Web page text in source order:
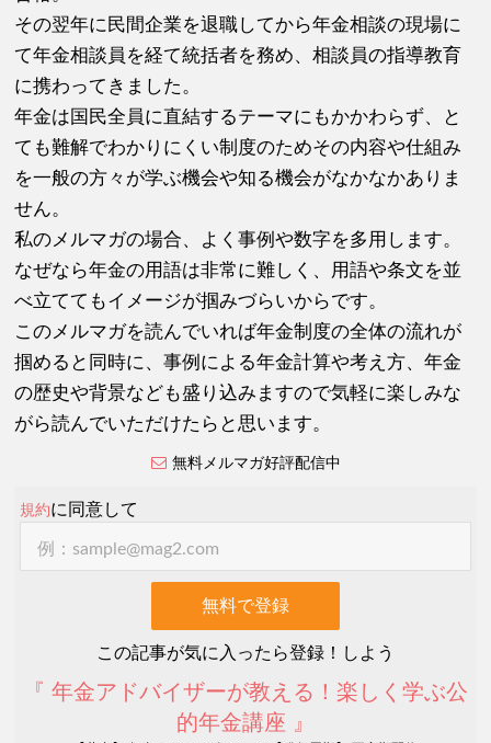
その翌年に民間企業を退職してから年金相談の現場に
て年金相談員を経て統括者を務め、相談員の指導教育
に携わってきました。
年金は国民全員に直結するテーマにもかかわらず、と
ても難解でわかりにくい制度のためその内容や仕組み
を一般の方々が学ぶ機会や知る機会がなかなかありま
せん。
私のメルマガの場合、よく事例や数字を多用します。
なぜなら年金の用語は非常に難しく、用語や条文を並
べ立ててもイメージが掴みづらいからです。
このメルマガを読んでいれば年金制度の全体の流れが
掴めると同時に、事例による年金計算や考え方、年金
の歴史や背景なども盛り込みますので気軽に楽しみな
がら読んでいただけたらと思います。
無料メルマガ好評配信中
規約に同意して
この記事が気に入ったら登録！しよう
『 年金アドバイザーが教える！楽しく学ぶ公
的年金講座 』